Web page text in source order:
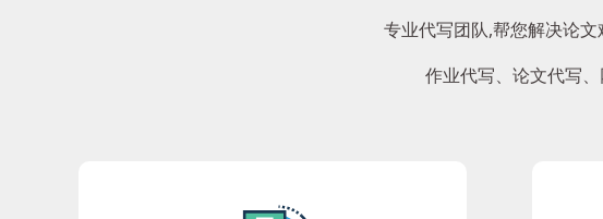
专业代写团队,帮您解决论文
作业代写、论文代写